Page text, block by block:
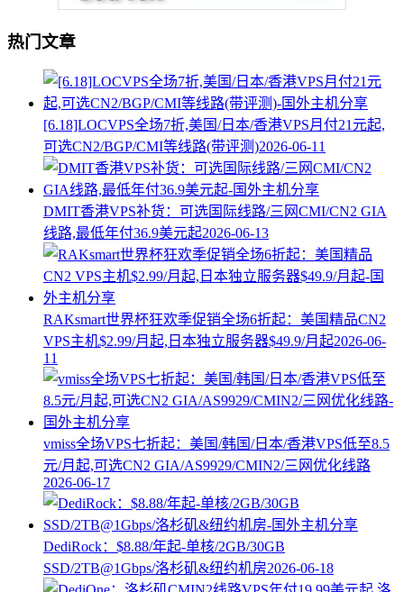
热门文章
[6.18]LOCVPS全场7折,美国/日本/香港VPS月付21元起,
可选CN2/BGP/CMI等线路(带评测)2026-06-11
DMIT香港VPS补货：可选国际线路/三网CMI/CN2 GIA
线路,最低年付36.9美元起2026-06-13
RAKsmart世界杯狂欢季促销全场6折起：美国精品CN2
VPS主机$2.99/月起,日本独立服务器$49.9/月起2026-06-
11
vmiss全场VPS七折起：美国/韩国/日本/香港VPS低至8.5
元/月起,可选CN2 GIA/AS9929/CMIN2/三网优化线路
2026-06-17
DediRock：$8.88/年起-单核/2GB/30GB
SSD/2TB@1Gbps/洛杉矶&纽约机房2026-06-18